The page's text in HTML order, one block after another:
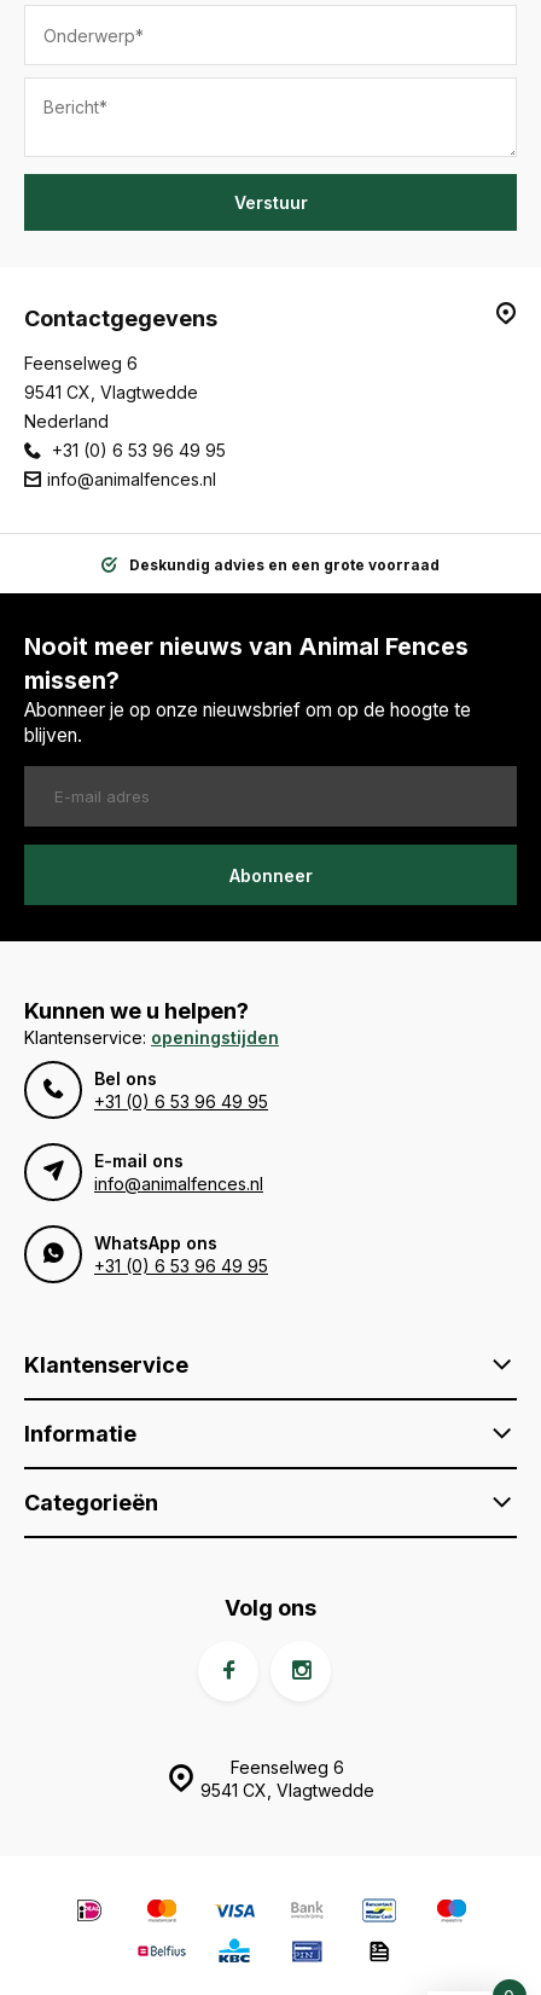
Verstuur
Contactgegevens
Feenselweg 6
9541 CX, Vlagtwedde
Nederland
+31 (0) 6 53 96 49 95
info@animalfences.nl
Deskundig advies en een grote voorraad
Nooit meer nieuws van Animal Fences
missen?
Abonneer je op onze nieuwsbrief om op de hoogte te
blijven.
Abonneer
Kunnen we u helpen?
Klantenservice: openingstijden
Bel ons
+31 (0) 6 53 96 49 95
E-mail ons
info@animalfences.nl
WhatsApp ons
+31 (0) 6 53 96 49 95
Klantenservice
Informatie
Categorieën
Feenselweg 6
9541 CX, Vlagtwedde
Volg ons